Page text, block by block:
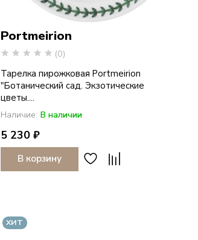
Portmeirion
(0)
Тарелка пирожковая Portmeirion
"Ботанический сад. Экзотические
цветы....
Наличие: В наличии
5 230 ₽
В корзину
ХИТ